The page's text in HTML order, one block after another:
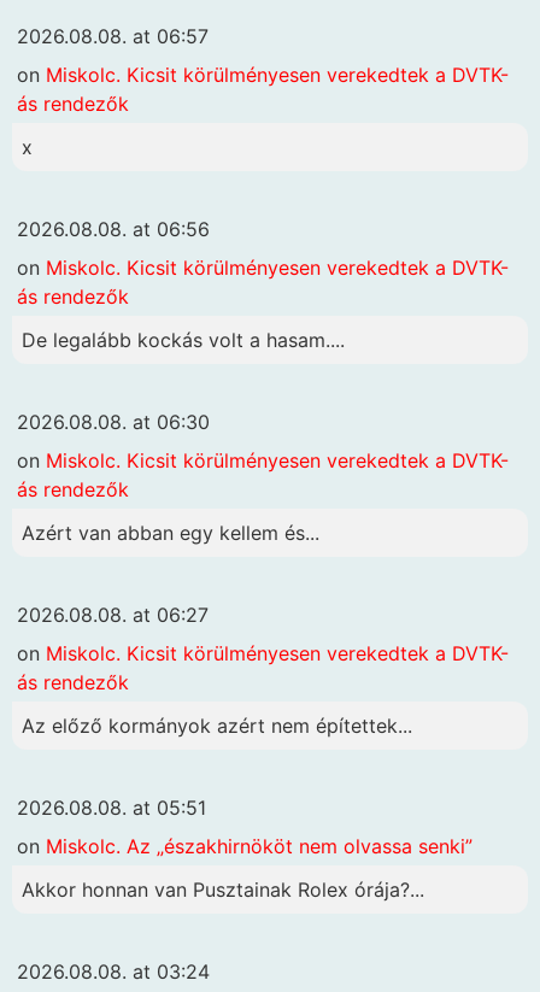
2026.08.08. at 06:57
on Miskolc. Kicsit körülményesen verekedtek a DVTK-
ás rendezők
x
2026.08.08. at 06:56
on Miskolc. Kicsit körülményesen verekedtek a DVTK-
ás rendezők
De legalább kockás volt a hasam....
2026.08.08. at 06:30
on Miskolc. Kicsit körülményesen verekedtek a DVTK-
ás rendezők
Azért van abban egy kellem és...
2026.08.08. at 06:27
on Miskolc. Kicsit körülményesen verekedtek a DVTK-
ás rendezők
Az előző kormányok azért nem építettek...
2026.08.08. at 05:51
on Miskolc. Az „északhirnököt nem olvassa senki”
Akkor honnan van Pusztainak Rolex órája?...
2026.08.08. at 03:24